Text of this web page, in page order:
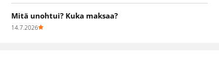
Mitä unohtui? Kuka maksaa?
14.7.2026